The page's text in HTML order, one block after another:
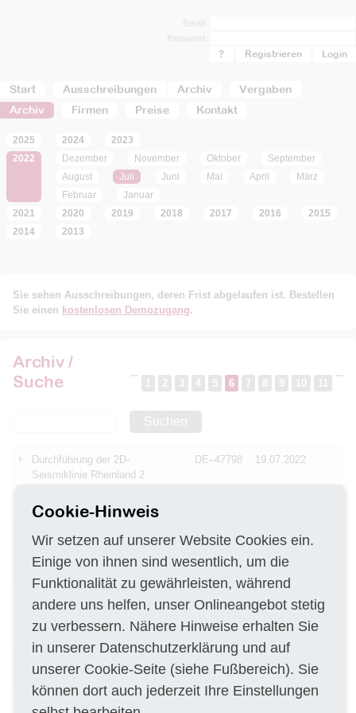
Start Ausschreibungen Archiv
Vergaben
Archiv
Firmen Preise Kontakt
? Registrieren
2025 2024
2023
2022
Dezember November Oktober
September
August
Juli Juni Mai April
März
Februar
Januar
2021
2020 2019 2018 2017 2016
2015
2014
2013
Sie sehen Ausschreibungen, deren Frist abgelaufen ist. Bestellen
Sie einen kostenlosen Demozugang.
Archiv /
Suche
1 2 3 4 5 6 7 8 9 10 11
Suchen
Durchführung der 2D-
Seismiklinie Rheinland 2
DE–47798 19.07.2022
Kanalarbeiten
Erstellung von
Naturschutzgebiete
DE–50126 19.07.2022
Erweiterung des am LfU im
Produktivbetrieb befindlichen
3D-Datenbanksystems GST der
DE–86179 18.07.2022
während einer Bauphase
Brunnenbohrarbeiten sowie
DE–3804 18.07.2022
Cookie-Hinweis
Wir setzen auf unserer Website Cookies ein.
Einige von ihnen sind wesentlich, um die
Funktionalität zu gewährleisten, während
andere uns helfen, unser Onlineangebot stetig
zu verbessern. Nähere Hinweise erhalten Sie
in unserer Datenschutzerklärung und auf
unserer Cookie-Seite (siehe Fußbereich). Sie
können dort auch jederzeit Ihre Einstellungen